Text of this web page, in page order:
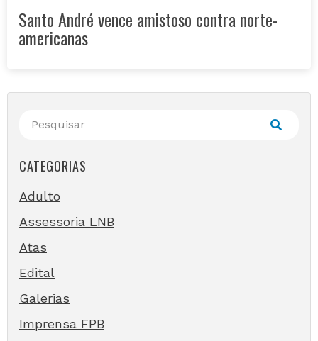
Santo André vence amistoso contra norte-
americanas
CATEGORIAS
Adulto
Assessoria LNB
Atas
Edital
Galerias
Imprensa FPB